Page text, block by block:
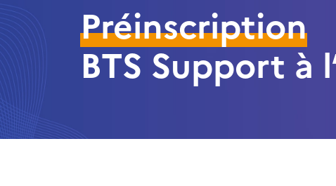
Préinscription
BTS Support à